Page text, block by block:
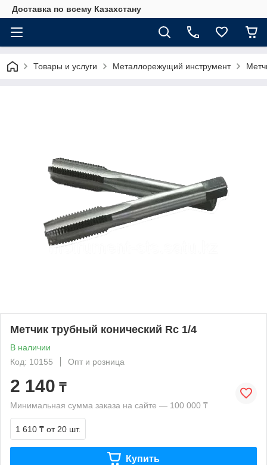
Доставка по всему Казахстану
Товары и услуги Металлорежущий инструмент
Метчик трубный конический Rс 1/4
В наличии
Код: 10155
Опт и розница
2 140 ₸
Минимальная сумма заказа на сайте — 100 000 ₸
1 610 ₸ от 20 шт.
Купить